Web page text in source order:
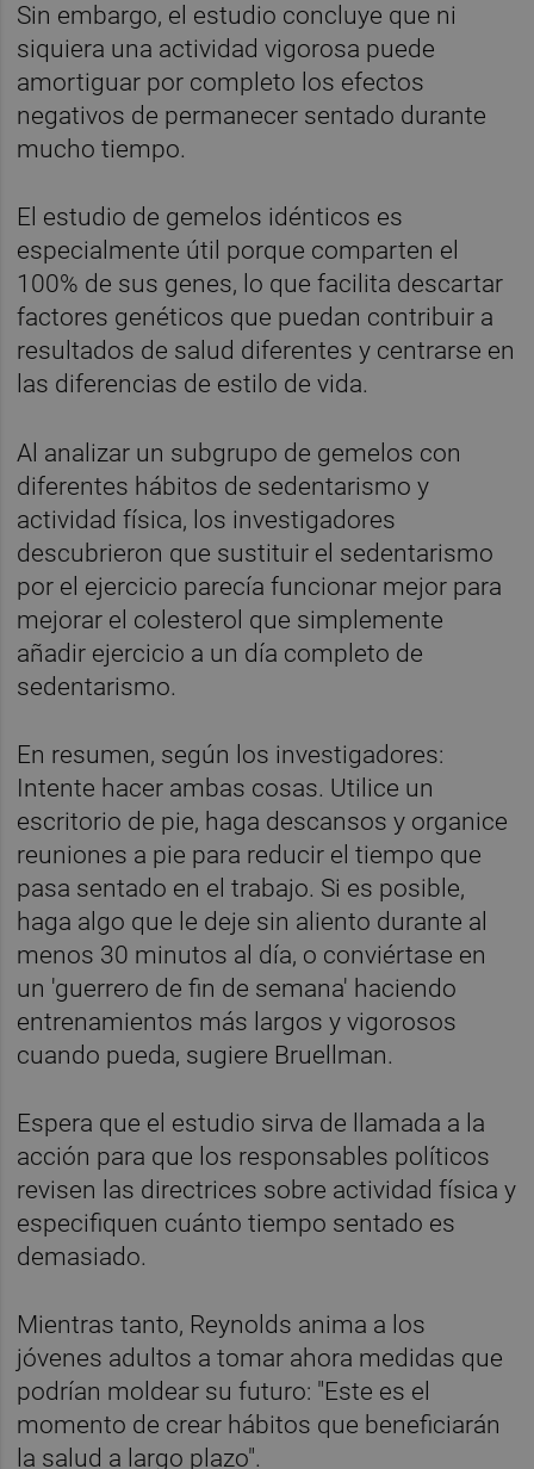
Sin embargo, el estudio concluye que ni
siquiera una actividad vigorosa puede
amortiguar por completo los efectos
negativos de permanecer sentado durante
mucho tiempo.
El estudio de gemelos idénticos es
especialmente útil porque comparten el
100% de sus genes, lo que facilita descartar
factores genéticos que puedan contribuir a
resultados de salud diferentes y centrarse en
las diferencias de estilo de vida.
Al analizar un subgrupo de gemelos con
diferentes hábitos de sedentarismo y
actividad física, los investigadores
descubrieron que sustituir el sedentarismo
por el ejercicio parecía funcionar mejor para
mejorar el colesterol que simplemente
añadir ejercicio a un día completo de
sedentarismo.
En resumen, según los investigadores:
Intente hacer ambas cosas. Utilice un
escritorio de pie, haga descansos y organice
reuniones a pie para reducir el tiempo que
pasa sentado en el trabajo. Si es posible,
haga algo que le deje sin aliento durante al
menos 30 minutos al día, o conviértase en
un 'guerrero de fin de semana' haciendo
entrenamientos más largos y vigorosos
cuando pueda, sugiere Bruellman.
Espera que el estudio sirva de llamada a la
acción para que los responsables políticos
revisen las directrices sobre actividad física y
especifiquen cuánto tiempo sentado es
demasiado.
Mientras tanto, Reynolds anima a los
jóvenes adultos a tomar ahora medidas que
podrían moldear su futuro: "Este es el
momento de crear hábitos que beneficiarán
la salud a largo plazo".